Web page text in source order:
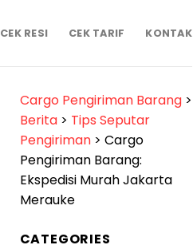
CEK RESI CEK TARIF KONTAK
Cargo Pengiriman Barang>
Berita> Tips Seputar
Pengiriman> Cargo
Pengiriman Barang:
Ekspedisi Murah Jakarta
Merauke
CATEGORIES